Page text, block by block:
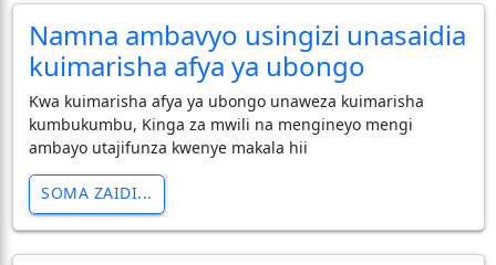
Namna ambavyo usingizi unasaidia
kuimarisha afya ya ubongo
Kwa kuimarisha afya ya ubongo unaweza kuimarisha
kumbukumbu, Kinga za mwili na mengineyo mengi
ambayo utajifunza kwenye makala hii
SOMA ZAIDI...